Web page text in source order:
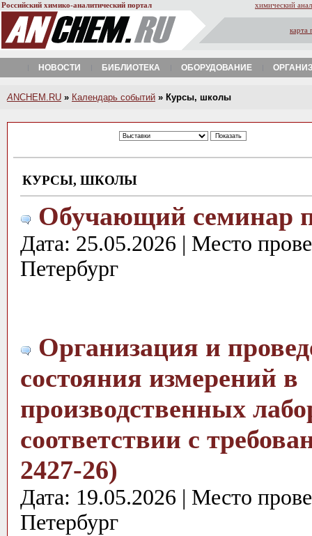
Российский химико-аналитический портал химический
карта
НОВОСТИ БИБЛИОТЕКА ОБОРУДОВАНИЕ
A NCHEM.RU » Календарь событий » Курсы, школы
КУРСЫ, ШКОЛЫ
Обучающий
Дата: 25.05.2026 | Место
Петербург
Организация и
состояния измерений в
производственных
соответствии с
2427-26)
Дата: 19.05.2026 | Место
Петербург